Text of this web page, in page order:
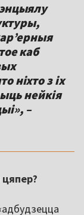
каб
ніхто з іх
нейкія
–